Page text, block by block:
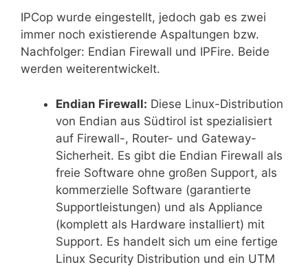
IPCop wurde eingestellt, jedoch gab es zwei
immer noch existierende Aspaltungen bzw.
Nachfolger: Endian Firewall und IPFire. Beide
werden weiterentwickelt.
Endian Firewall: Diese Linux-Distribution
von Endian aus Südtirol ist spezialisiert
auf Firewall-, Router- und Gateway-
Sicherheit. Es gibt die Endian Firewall als
freie Software ohne großen Support, als
kommerzielle Software (garantierte
Supportleistungen) und als Appliance
(komplett als Hardware installiert) mit
Support. Es handelt sich um eine fertige
Linux Security Distribution und ein UTM